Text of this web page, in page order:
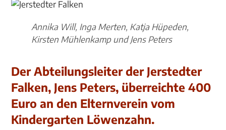
Annika Will, Inga Merten, Katja Hüpeden,
Kirsten Mühlenkamp und Jens Peters
Der Abteilungsleiter der Jerstedter
Falken, Jens Peters, überreichte 400
Euro an den Elternverein vom
Kindergarten Löwenzahn.